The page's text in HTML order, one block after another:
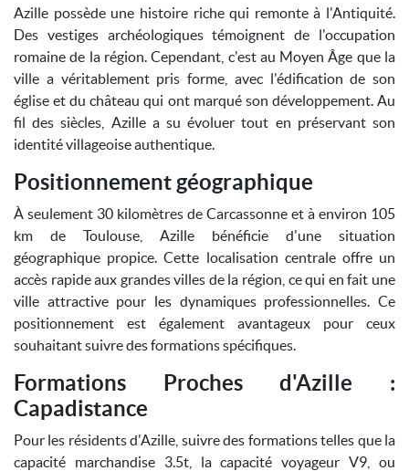
Azille possède une histoire riche qui remonte à l'Antiquité.
Des vestiges archéologiques témoignent de l'occupation
romaine de la région. Cependant, c'est au Moyen Âge que la
ville a véritablement pris forme, avec l'édification de son
église et du château qui ont marqué son développement. Au
fil des siècles, Azille a su évoluer tout en préservant son
identité villageoise authentique.
Positionnement géographique
À seulement 30 kilomètres de Carcassonne et à environ 105
km de Toulouse, Azille bénéficie d'une situation
géographique propice. Cette localisation centrale offre un
accès rapide aux grandes villes de la région, ce qui en fait une
ville attractive pour les dynamiques professionnelles. Ce
positionnement est également avantageux pour ceux
souhaitant suivre des formations spécifiques.
Formations Proches d'Azille :
Capadistance
Pour les résidents d'Azille, suivre des formations telles que la
capacité marchandise 3.5t, la capacité voyageur V9, ou